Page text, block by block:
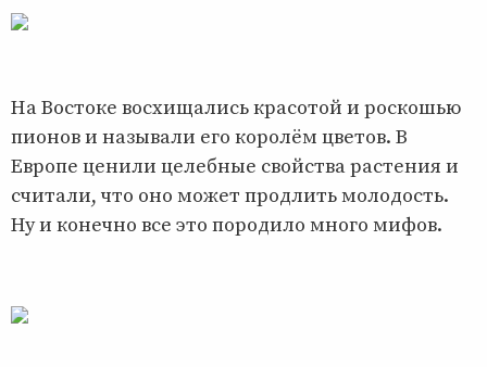
На Востоке восхищались красотой и роскошью
пионов и называли его королём цветов. В
Европе ценили целебные свойства растения и
считали, что оно может продлить молодость.
Ну и конечно все это породило много мифов.